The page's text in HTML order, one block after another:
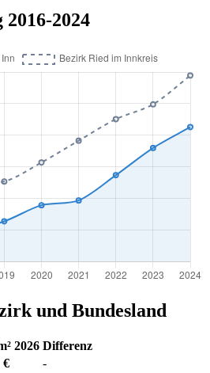
2024
und Bundesland
2026 Differenz
€
-